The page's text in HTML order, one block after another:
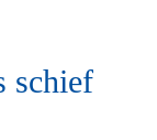
schief